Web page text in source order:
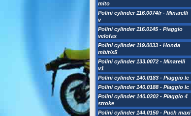
mito
Polini cylinder 116.0074/r - Minarelli
v
Polini cylinder 116.0145 - Piaggio
velofax
Polini cylinder 119.0033 - Honda
mb/t/x5
Polini cylinder 133.0072 - Minarelli
v1
Polini cylinder 140.0183 - Piaggio lc
Polini cylinder 140.0188 - Piaggio lc
Polini cylinder 140.0202 - Piaggio 4
stroke
Polini cylinder 144.0150 - Puch maxi